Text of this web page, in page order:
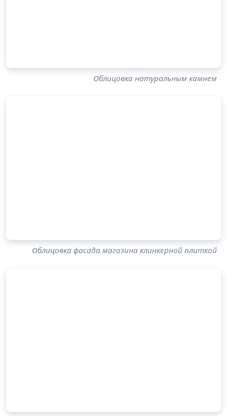
Облицовка натуральным камнем
Облицовка фасада магазина клинкерной плиткой